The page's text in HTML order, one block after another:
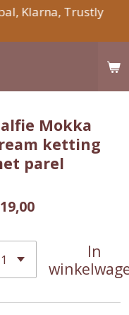
Klarna, Trustly
Mokka
ketting
parel
In